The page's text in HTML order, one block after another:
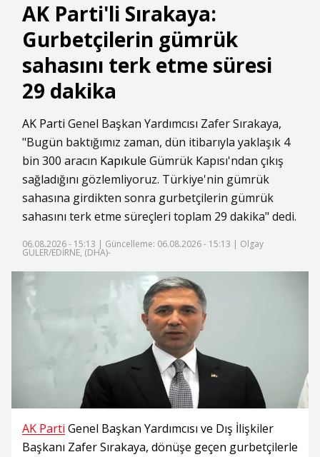
AK Parti'li Sırakaya:
Gurbetçilerin gümrük
sahasını terk etme süresi
29 dakika
AK Parti Genel Başkan Yardımcısı Zafer Sırakaya,
"Bugün baktığımız zaman, dün itibarıyla yaklaşık 4
bin 300 aracın Kapıkule Gümrük Kapısı'ndan çıkış
sağladığını gözlemliyoruz. Türkiye'nin gümrük
sahasına girdikten sonra gurbetçilerin gümrük
sahasını terk etme süreçleri toplam 29 dakika" dedi.
06.08.2026 - 15:13 | Güncelleme: 06.08.2026 - 15:13 | Olgay
GÜLER/EDİRNE, (DHA)-
AK Parti Genel Başkan Yardımcısı ve Dış İlişkiler
Başkanı Zafer Sırakaya, dönüşe geçen gurbetçilerle